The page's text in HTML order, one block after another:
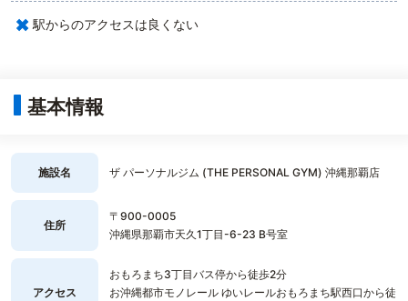
× 駅からのアクセスは良くない
基本情報
施設名 ザ パーソナルジム (THE PERSONAL GYM) 沖縄那覇店
住所
〒900-0005
沖縄県那覇市天久1丁目-6-23 B号室
アクセス
おもろまち3丁目バス停から徒歩2分
お沖縄都市モノレール ゆいレールおもろまち駅西口から徒